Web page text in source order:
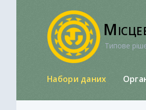
Типове
Набори даних